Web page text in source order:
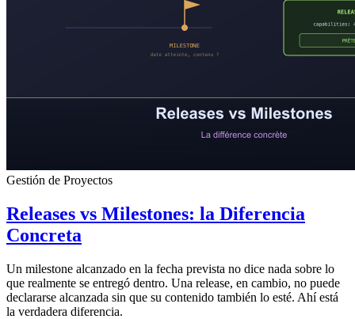
Gestión de Proyectos
Releases vs Milestones: la Diferencia
Concreta
Un milestone alcanzado en la fecha prevista no dice nada sobre lo
que realmente se entregó dentro. Una release, en cambio, no puede
declararse alcanzada sin que su contenido también lo esté. Ahí está
la verdadera diferencia.